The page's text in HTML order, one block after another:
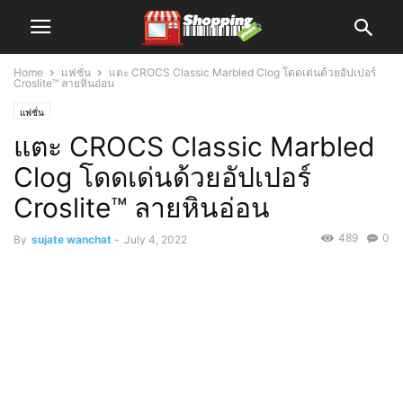
Home แฟชั่น
แตะ CROCS Classic Marbled Clog โดดเด่นด้วยอัปเปอร์
Croslite™ ลายหินอ่อน
แฟชั่น
แตะ CROCS Classic Marbled
Clog โดดเด่นด้วยอัปเปอร์
Croslite™ ลายหินอ่อน
By sujate wanchat - July 4, 2022 0
489